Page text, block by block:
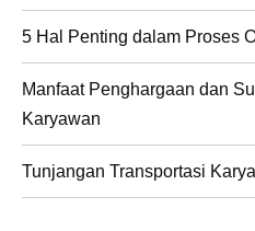
5 Hal Penting dalam Proses
Manfaat Penghargaan dan
Karyawan
Tunjangan Transportasi